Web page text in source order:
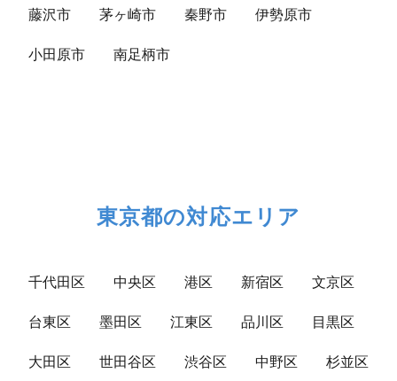
藤沢市 茅ヶ崎市 秦野市 伊勢原市
小田原市 南足柄市
東京都の対応エリア
千代田区 中央区 港区 新宿区 文京区
台東区 墨田区 江東区 品川区 目黒区
大田区 世田谷区 渋谷区 中野区 杉並区